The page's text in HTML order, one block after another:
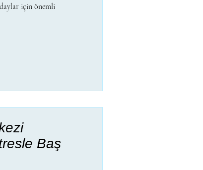
için önemli
Baş